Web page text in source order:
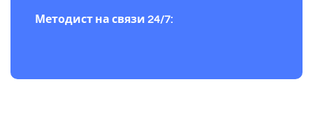
Методист на связи 24/7: